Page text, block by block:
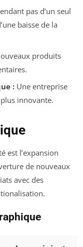
pas d’un seul
baisse de la
produits
:Une entreprise
innovante.
est l’expansion
de nouveaux
avec des